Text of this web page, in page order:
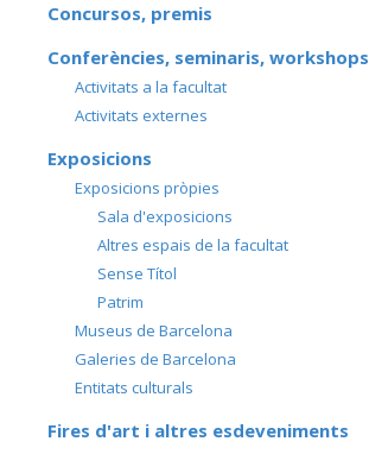
Concursos, premis
Conferències, seminaris, workshops
Activitats a la facultat
Activitats externes
Exposicions
Exposicions pròpies
Sala d'exposicions
Altres espais de la facultat
Sense Títol
Patrim
Museus de Barcelona
Galeries de Barcelona
Entitats culturals
Fires d'art i altres esdeveniments